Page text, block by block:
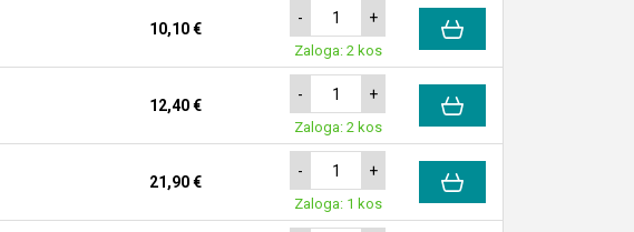
10,10 €
- +
Zaloga: 2 kos
12,40 €
- +
Zaloga: 2 kos
21,90 €
- +
Zaloga: 1 kos